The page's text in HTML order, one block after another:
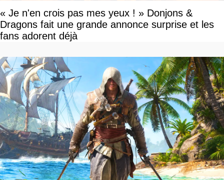
« Je n'en crois pas mes yeux ! » Donjons &
Dragons fait une grande annonce surprise et les
fans adorent déjà